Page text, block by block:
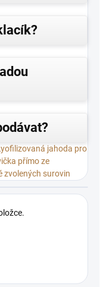
jahoda pro
přímo ze
zvolených surovin